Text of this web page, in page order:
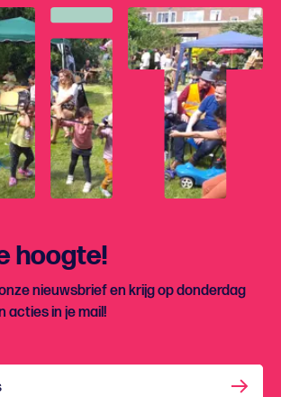
hoogte!
nieuwsbrief en krijg op donderdag
acties in je mail!